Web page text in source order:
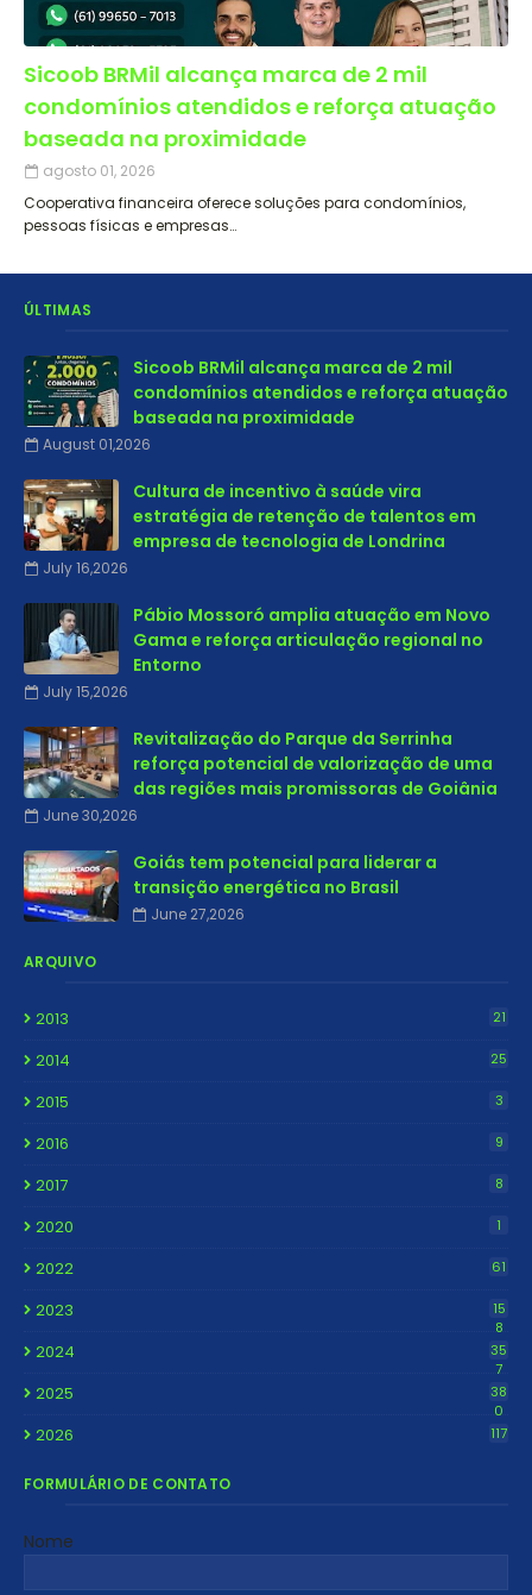
Sicoob BRMil alcança marca de 2 mil
condomínios atendidos e reforça atuação
baseada na proximidade
agosto 01, 2026
Cooperativa financeira oferece soluções para condomínios,
pessoas físicas e empresas…
ÚLTIMAS
Sicoob BRMil alcança marca de 2 mil
condomínios atendidos e reforça atuação
baseada na proximidade
August 01,2026
Cultura de incentivo à saúde vira
estratégia de retenção de talentos em
empresa de tecnologia de Londrina
July 16,2026
Pábio Mossoró amplia atuação em Novo
Gama e reforça articulação regional no
Entorno
July 15,2026
Revitalização do Parque da Serrinha
reforça potencial de valorização de uma
das regiões mais promissoras de Goiânia
June 30,2026
Goiás tem potencial para liderar a
transição energética no Brasil
June 27,2026
ARQUIVO
2013 21
2014 25
2015 3
2016 9
2017 8
2020 1
2022 61
2023
15
8
2024
35
7
2025
38
0
2026 117
FORMULÁRIO DE CONTATO
Nome